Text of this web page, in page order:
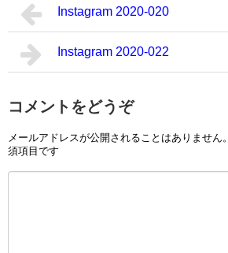
Instagram 2020-020
Instagram 2020-022
コメントをどうぞ
メールアドレスが公開されることはありません。
須項目です